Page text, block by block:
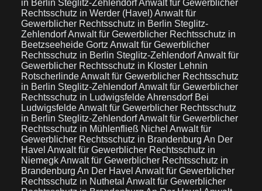
in Berlin Steglitz-ZehlendorfAnwalt für Gewerblicher
Rechtsschutz in Werder (Havel)Anwalt für
Gewerblicher Rechtsschutz in Berlin Steglitz-
ZehlendorfAnwalt für Gewerblicher Rechtsschutz in
Beetzseeheide Gortz Anwalt für Gewerblicher
Rechtsschutz in Berlin Steglitz-ZehlendorfAnwalt für
Gewerblicher Rechtsschutz in Kloster Lehnin
RotscherlindeAnwalt für Gewerblicher Rechtsschutz
in Berlin Steglitz-ZehlendorfAnwalt für Gewerblicher
Rechtsschutz in Ludwigsfelde Ahrensdorf Bei
LudwigsfeldeAnwalt für Gewerblicher Rechtsschutz
in Berlin Steglitz-ZehlendorfAnwalt für Gewerblicher
Rechtsschutz in Mühlenfließ Nichel Anwalt für
Gewerblicher Rechtsschutz in Brandenburg An Der
Havel Anwalt für Gewerblicher Rechtsschutz in
NiemegkAnwalt für Gewerblicher Rechtsschutz in
Brandenburg An Der Havel Anwalt für Gewerblicher
Rechtsschutz in Nuthetal Anwalt für Gewerblicher